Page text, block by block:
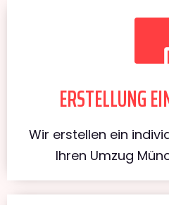
ERSTELLUNG
Wir erstellen ein
Ihren Umzug